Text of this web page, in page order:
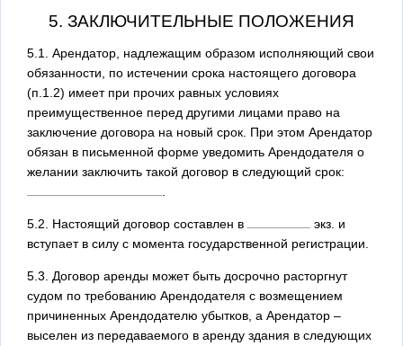
5. ЗАКЛЮЧИТЕЛЬНЫЕ ПОЛОЖЕНИЯ
5.1. Арендатор, надлежащим образом исполняющий свои
обязанности, по истечении срока настоящего договора
(п.1.2) имеет при прочих равных условиях
преимущественное перед другими лицами право на
заключение договора на новый срок. При этом Арендатор
обязан в письменной форме уведомить Арендодателя о
желании заключить такой договор в следующий срок:
5.2. Настоящий договор составлен в
экз. и
вступает в силу с момента государственной регистрации.
5.3. Договор аренды может быть досрочно расторгнут
судом по требованию Арендодателя с возмещением
причиненных Арендодателю убытков, а Арендатор –
выселен из передаваемого в аренду здания в следующих